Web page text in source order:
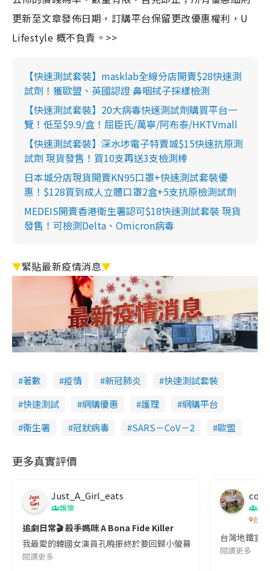
更新至文章發佈日期，訂購平台保留更改優惠權利，U
Lifestyle 概不負責。>>
【快速測試套裝】masklab全線分店開賣$28快速測
試劑！獲歐盟、英國認證 鼻咽拭子採樣檢測
【快速測試套裝】20大病毒快速測試劑購買平台一
覽！低至$9.9/盒！屈臣氏/萬寧/阿布泰/HKTVmall
【快速測試套裝】深水埗電子特賣城$15快速抗原測
試劑 現貨發售！買10支再送3支檢測棒
日本城分店現貨開賣KN95口罩+快速測試套裝優
惠！$128買到成人立體口罩2盒+5支抗原檢測試劑
MEDEIS開賣香港衛生署認可$18快速測試套裝 現貨
發售！可檢測Delta、Omicron病毒
▼緊貼最新疫情消息▼
著數 疫情 新冠肺炎
快速測試套裝
快速測試
網購優惠 護理
網購平台
衞生署
冠狀病毒 SARS－CoV－2 歐盟
更多真實評價
Just_A_Girl_eats
娛樂
追劇日常🎬 殺手媽咪 A Bona Fide Killer
我最愛的韓國女演員孔曉振終於要回歸小螢幕啦!這次的劇本改編
閱讀更多
co
吹
台灣
台灣地鐵宣
閱讀更多